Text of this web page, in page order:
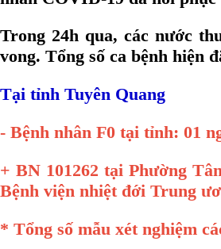
Trong 24h qua, các nước
vong. Tổng số ca bệnh hiện
Tại tỉnh Tuyên Quang
- Bệnh nhân F0 tại tỉnh: 01
+ BN 101262 tại Phường
Bệnh viện nhiệt đới Trung
* Tổng số mẫu xét nghiệm